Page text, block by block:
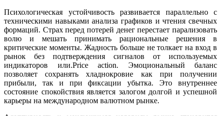
Психологическая устойчивость развивается параллельно с
техническими навыками анализа графиков и чтения свечных
формаций. Страх перед потерей денег перестает парализовать
волю и мешать принимать рациональные решения в
критические моменты. Жадность больше не толкает на вход в
рынок без подтверждения сигналов от используемых
индикаторов или.Price action. Эмоциональный баланс
позволяет сохранять хладнокровие как при получении
прибыли, так и при фиксации убытка. Это внутреннее
состояние спокойствия является залогом долгой и успешной
карьеры на международном валютном рынке.